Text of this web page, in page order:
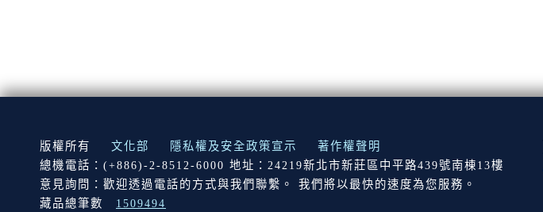
:::
版權所有 文化部 隱私權及安全政策宣示
著作權聲明
總機電話：(+886)-2-8512-6000 地址：24219新北市新莊區中平路439號南棟13樓
意見詢問：歡迎透過電話的方式與我們聯繫。 我們將以最快的速度為您服務。
藏品總筆數
1509494